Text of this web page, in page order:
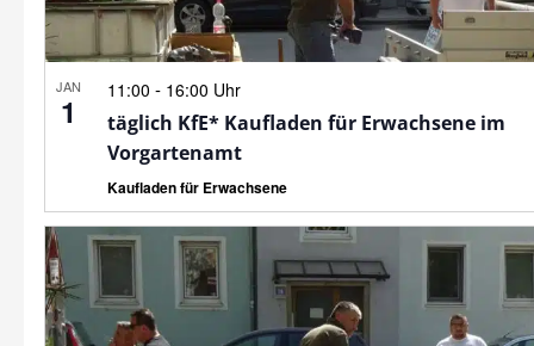
JAN
1
11:00 - 16:00 Uhr
täglich KfE* Kaufladen für Erwachsene im
Vorgartenamt
Kaufladen für Erwachsene